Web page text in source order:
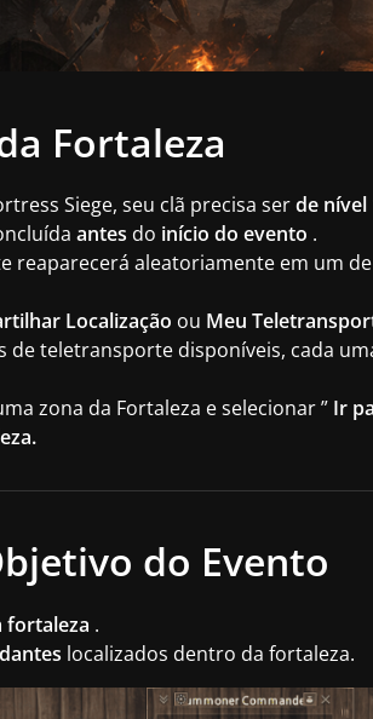
Fortaleza
Siege, seu clã precisa serde
antes do início do evento .
reaparecerá aleatoriamente em um
Localização ou Meu
de teletransporte disponíveis, cada
zona da Fortaleza e selecionar ” Ir
do Evento
fortaleza .
localizados dentro da fortaleza.